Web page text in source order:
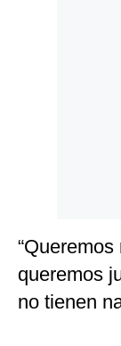
queremos
no tienen